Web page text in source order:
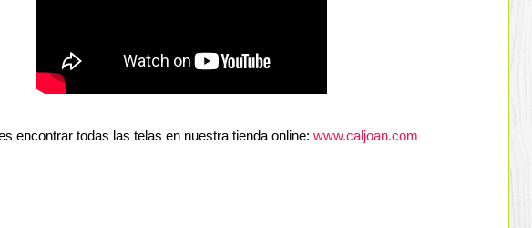
encontrar todas las telas en nuestra tienda online: www.caljoan.com